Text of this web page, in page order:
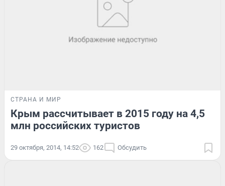
СТРАНА И МИР
Крым рассчитывает в 2015 году на 4,5
млн российских туристов
29 октября, 2014, 14:52 162 Обсудить